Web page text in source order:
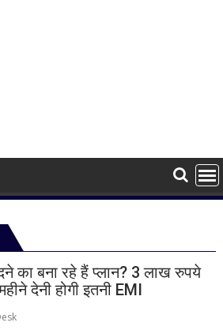
का बना रहे हैं प्लान? 3 लाख रुपये
देनी होगी इतनी EMI